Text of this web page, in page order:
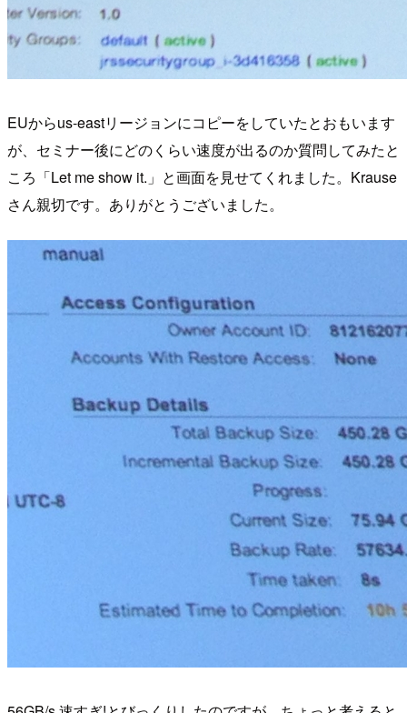
EUからus-eastリージョンにコピーをしていたとおもいます
が、セミナー後にどのくらい速度が出るのか質問してみたと
ころ「Let me show it.」と画面を見せてくれました。Krause
さん親切です。ありがとうございました。